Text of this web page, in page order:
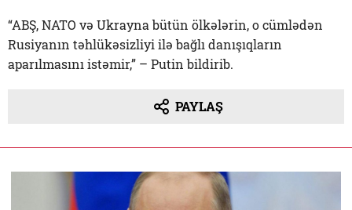
“ABŞ, NATO və Ukrayna bütün ölkələrin, o cümlədən
Rusiyanın təhlükəsizliyi ilə bağlı danışıqların
aparılmasını istəmir,” – Putin bildirib.
PAYLAŞ